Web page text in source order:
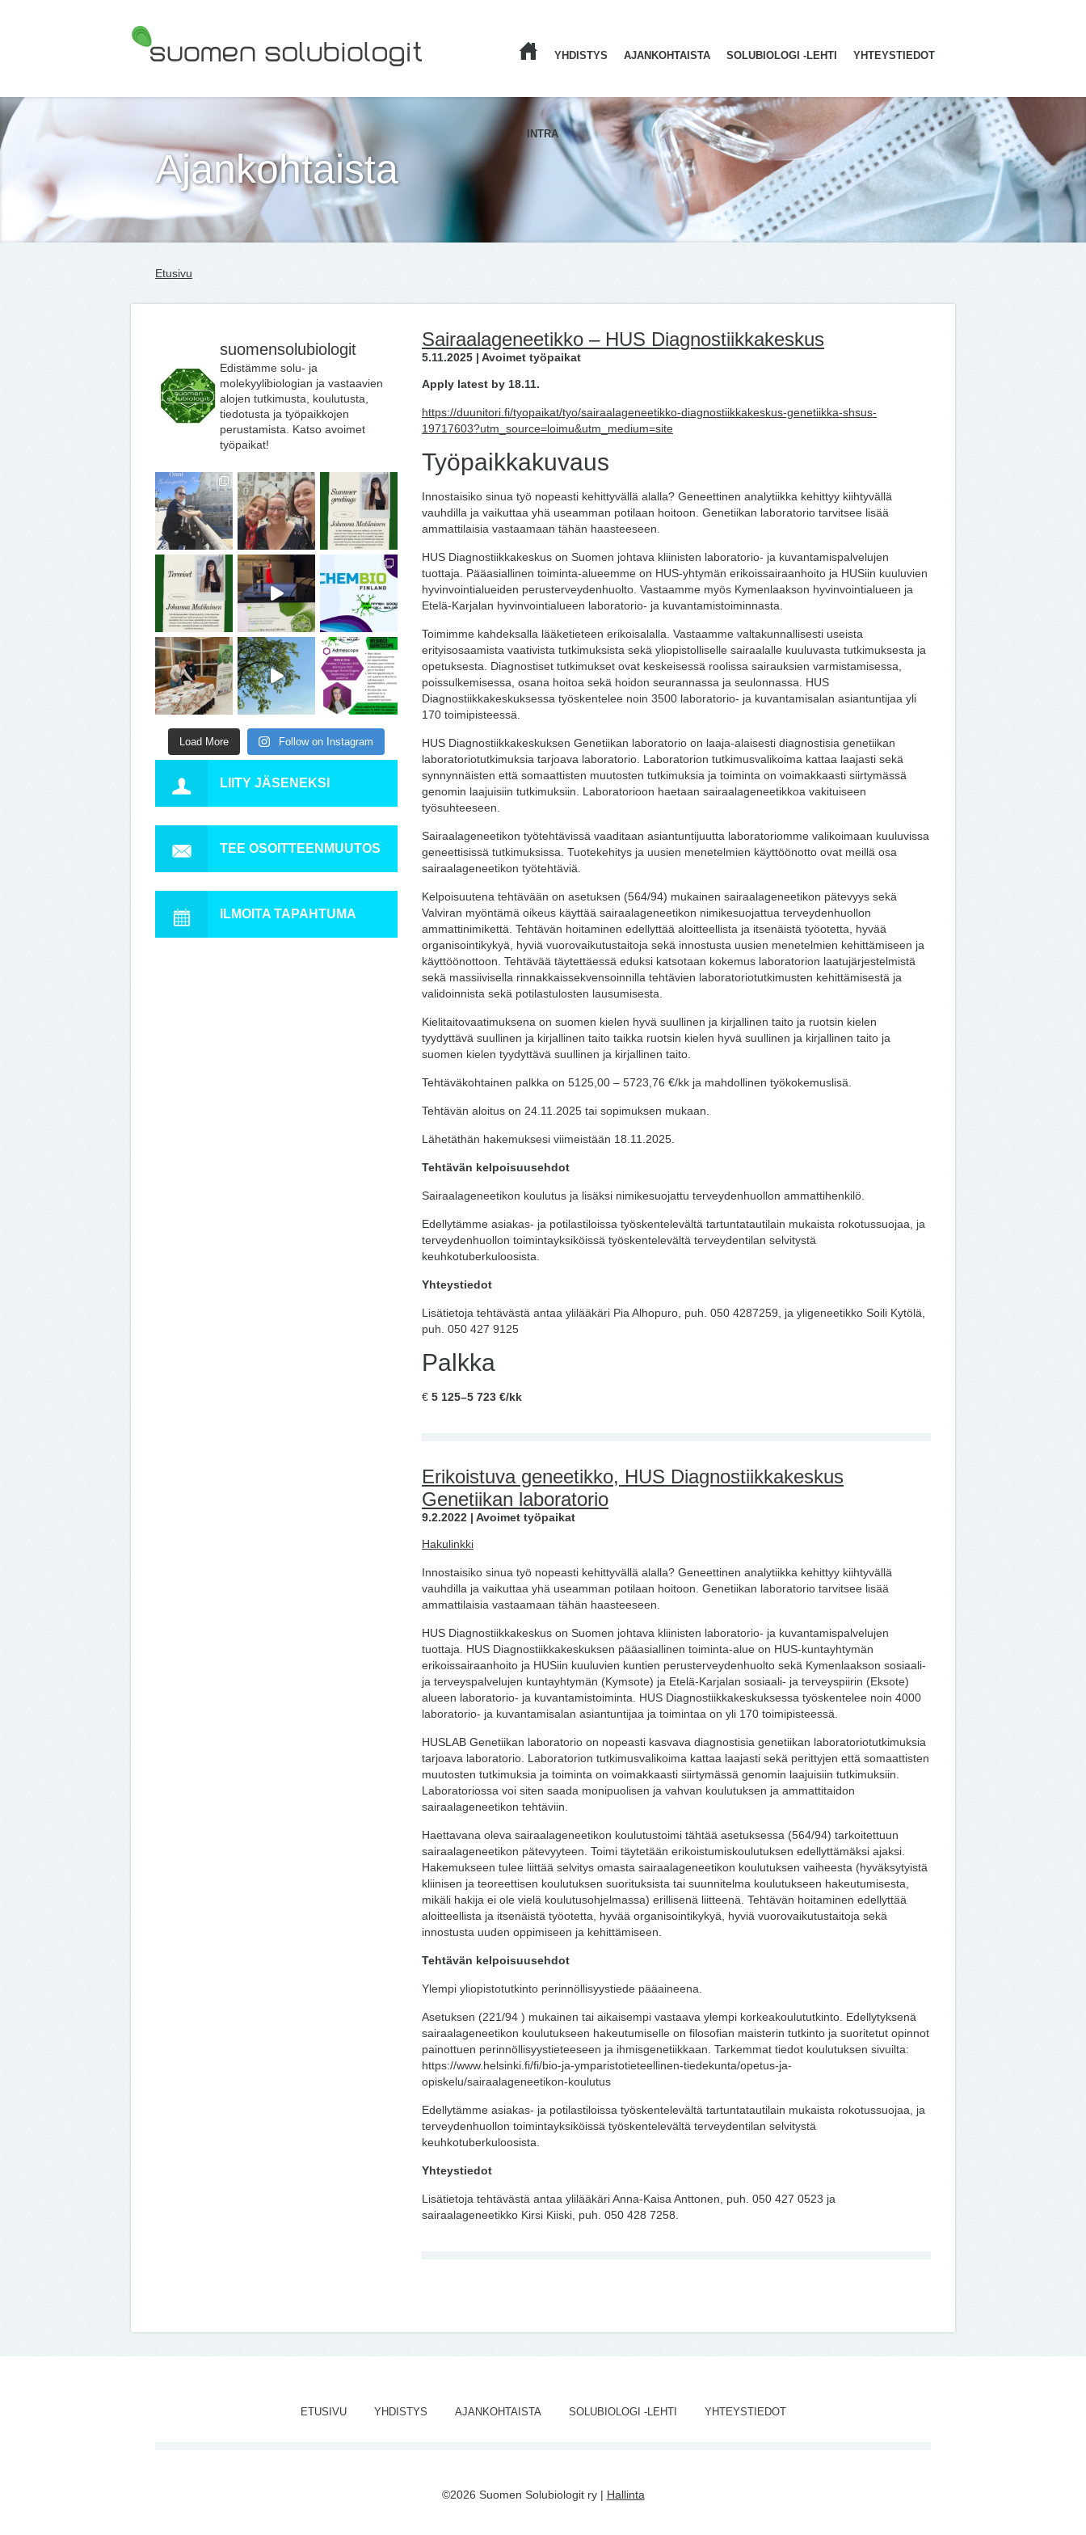
YHDISTYS AJANKOHTAISTA SOLUBIOLOGI -LEHTI YHTEYSTIEDOT
INTRA
Ajankohtaista
Etusivu
suomensolubiologit
Edistämme solu- ja
molekyylibiologian ja vastaavien
alojen tutkimusta, koulutusta,
tiedotusta ja työpaikkojen
perustamista. Katso avoimet
työpaikat!
Load More Follow on Instagram
LIITY JÄSENEKSI
TEE OSOITTEENMUUTOS
ILMOITA TAPAHTUMA
Sairaalageneetikko – HUS Diagnostiikkakeskus
5.11.2025 | Avoimet työpaikat
Apply latest by 18.11.
https://duunitori.fi/tyopaikat/tyo/sairaalageneetikko-diagnostiikkakeskus-genetiikka-shsus-
19717603?utm_source=loimu&utm_medium=site
Työpaikkakuvaus
Innostaisiko sinua työ nopeasti kehittyvällä alalla? Geneettinen analytiikka kehittyy kiihtyvällä
vauhdilla ja vaikuttaa yhä useamman potilaan hoitoon. Genetiikan laboratorio tarvitsee lisää
ammattilaisia vastaamaan tähän haasteeseen.
HUS Diagnostiikkakeskus on Suomen johtava kliinisten laboratorio- ja kuvantamispalvelujen
tuottaja. Pääasiallinen toiminta-alueemme on HUS-yhtymän erikoissairaanhoito ja HUSiin kuuluvien
hyvinvointialueiden perusterveydenhuolto. Vastaamme myös Kymenlaakson hyvinvointialueen ja
Etelä-Karjalan hyvinvointialueen laboratorio- ja kuvantamistoiminnasta.
Toimimme kahdeksalla lääketieteen erikoisalalla. Vastaamme valtakunnallisesti useista
erityisosaamista vaativista tutkimuksista sekä yliopistolliselle sairaalalle kuuluvasta tutkimuksesta ja
opetuksesta. Diagnostiset tutkimukset ovat keskeisessä roolissa sairauksien varmistamisessa,
poissulkemisessa, osana hoitoa sekä hoidon seurannassa ja seulonnassa. HUS
Diagnostiikkakeskuksessa työskentelee noin 3500 laboratorio- ja kuvantamisalan asiantuntijaa yli
170 toimipisteessä.
HUS Diagnostiikkakeskuksen Genetiikan laboratorio on laaja-alaisesti diagnostisia genetiikan
laboratoriotutkimuksia tarjoava laboratorio. Laboratorion tutkimusvalikoima kattaa laajasti sekä
synnynnäisten että somaattisten muutosten tutkimuksia ja toiminta on voimakkaasti siirtymässä
genomin laajuisiin tutkimuksiin. Laboratorioon haetaan sairaalageneetikkoa vakituiseen
työsuhteeseen.
Sairaalageneetikon työtehtävissä vaaditaan asiantuntijuutta laboratoriomme valikoimaan kuuluvissa
geneettisissä tutkimuksissa. Tuotekehitys ja uusien menetelmien käyttöönotto ovat meillä osa
sairaalageneetikon työtehtäviä.
Kelpoisuutena tehtävään on asetuksen (564/94) mukainen sairaalageneetikon pätevyys sekä
Valviran myöntämä oikeus käyttää sairaalageneetikon nimikesuojattua terveydenhuollon
ammattinimikettä. Tehtävän hoitaminen edellyttää aloitteellista ja itsenäistä työotetta, hyvää
organisointikykyä, hyviä vuorovaikutustaitoja sekä innostusta uusien menetelmien kehittämiseen ja
käyttöönottoon. Tehtävää täytettäessä eduksi katsotaan kokemus laboratorion laatujärjestelmistä
sekä massiivisella rinnakkaissekvensoinnilla tehtävien laboratoriotutkimusten kehittämisestä ja
validoinnista sekä potilastulosten lausumisesta.
Kielitaitovaatimuksena on suomen kielen hyvä suullinen ja kirjallinen taito ja ruotsin kielen
tyydyttävä suullinen ja kirjallinen taito taikka ruotsin kielen hyvä suullinen ja kirjallinen taito ja
suomen kielen tyydyttävä suullinen ja kirjallinen taito.
Tehtäväkohtainen palkka on 5125,00 – 5723,76 €/kk ja mahdollinen työkokemuslisä.
Tehtävän aloitus on 24.11.2025 tai sopimuksen mukaan.
Lähetäthän hakemuksesi viimeistään 18.11.2025.
Tehtävän kelpoisuusehdot
Sairaalageneetikon koulutus ja lisäksi nimikesuojattu terveydenhuollon ammattihenkilö.
Edellytämme asiakas- ja potilastiloissa työskentelevältä tartuntatautilain mukaista rokotussuojaa, ja
terveydenhuollon toimintayksiköissä työskentelevältä terveydentilan selvitystä
keuhkotuberkuloosista.
Yhteystiedot
Lisätietoja tehtävästä antaa ylilääkäri Pia Alhopuro, puh. 050 4287259, ja yligeneetikko Soili Kytölä,
puh. 050 427 9125
Palkka
€ 5 125–5 723 €/kk
Erikoistuva geneetikko, HUS Diagnostiikkakeskus
Genetiikan laboratorio
9.2.2022 | Avoimet työpaikat
Hakulinkki
Innostaisiko sinua työ nopeasti kehittyvällä alalla? Geneettinen analytiikka kehittyy kiihtyvällä
vauhdilla ja vaikuttaa yhä useamman potilaan hoitoon. Genetiikan laboratorio tarvitsee lisää
ammattilaisia vastaamaan tähän haasteeseen.
HUS Diagnostiikkakeskus on Suomen johtava kliinisten laboratorio- ja kuvantamispalvelujen
tuottaja. HUS Diagnostiikkakeskuksen pääasiallinen toiminta-alue on HUS-kuntayhtymän
erikoissairaanhoito ja HUSiin kuuluvien kuntien perusterveydenhuolto sekä Kymenlaakson sosiaali-
ja terveyspalvelujen kuntayhtymän (Kymsote) ja Etelä-Karjalan sosiaali- ja terveyspiirin (Eksote)
alueen laboratorio- ja kuvantamistoiminta. HUS Diagnostiikkakeskuksessa työskentelee noin 4000
laboratorio- ja kuvantamisalan asiantuntijaa ja toimintaa on yli 170 toimipisteessä.
HUSLAB Genetiikan laboratorio on nopeasti kasvava diagnostisia genetiikan laboratoriotutkimuksia
tarjoava laboratorio. Laboratorion tutkimusvalikoima kattaa laajasti sekä perittyjen että somaattisten
muutosten tutkimuksia ja toiminta on voimakkaasti siirtymässä genomin laajuisiin tutkimuksiin.
Laboratoriossa voi siten saada monipuolisen ja vahvan koulutuksen ja ammattitaidon
sairaalageneetikon tehtäviin.
Haettavana oleva sairaalageneetikon koulutustoimi tähtää asetuksessa (564/94) tarkoitettuun
sairaalageneetikon pätevyyteen. Toimi täytetään erikoistumiskoulutuksen edellyttämäksi ajaksi.
Hakemukseen tulee liittää selvitys omasta sairaalageneetikon koulutuksen vaiheesta (hyväksytyistä
kliinisen ja teoreettisen koulutuksen suorituksista tai suunnitelma koulutukseen hakeutumisesta,
mikäli hakija ei ole vielä koulutusohjelmassa) erillisenä liitteenä. Tehtävän hoitaminen edellyttää
aloitteellista ja itsenäistä työotetta, hyvää organisointikykyä, hyviä vuorovaikutustaitoja sekä
innostusta uuden oppimiseen ja kehittämiseen.
Tehtävän kelpoisuusehdot
Ylempi yliopistotutkinto perinnöllisyystiede pääaineena.
Asetuksen (221/94 ) mukainen tai aikaisempi vastaava ylempi korkeakoulututkinto. Edellytyksenä
sairaalageneetikon koulutukseen hakeutumiselle on filosofian maisterin tutkinto ja suoritetut opinnot
painottuen perinnöllisyystieteeseen ja ihmisgenetiikkaan. Tarkemmat tiedot koulutuksen sivuilta:
https://www.helsinki.fi/fi/bio-ja-ymparistotieteellinen-tiedekunta/opetus-ja-
opiskelu/sairaalageneetikon-koulutus
Edellytämme asiakas- ja potilastiloissa työskentelevältä tartuntatautilain mukaista rokotussuojaa, ja
terveydenhuollon toimintayksiköissä työskentelevältä terveydentilan selvitystä
keuhkotuberkuloosista.
Yhteystiedot
Lisätietoja tehtävästä antaa ylilääkäri Anna-Kaisa Anttonen, puh. 050 427 0523 ja
sairaalageneetikko Kirsi Kiiski, puh. 050 428 7258.
ETUSIVU YHDISTYS AJANKOHTAISTA SOLUBIOLOGI -LEHTI YHTEYSTIEDOT
©2026 Suomen Solubiologit ry | Hallinta